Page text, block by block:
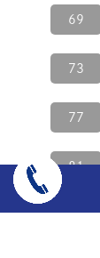
69
73
77
81
85